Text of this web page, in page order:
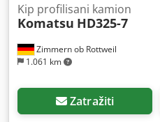
Zimmern ob Rottweil
1.061 km
Kip profilisani kamion
Komatsu HD325-7
Zatražiti